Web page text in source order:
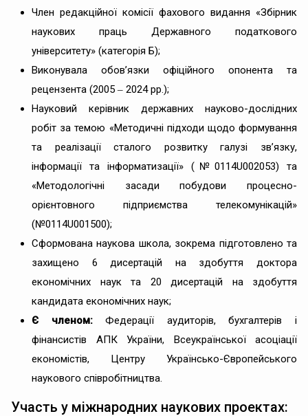
Член редакційної комісії фахового видання «Збірник
наукових праць Державного податкового
університету» (категорія Б);
Виконувала обовʼязки офіційного опонента та
рецензента (2005 ‒ 2024 рр.);
Науковий керівник державних науково-дослідних
робіт за темою «Методичні підходи щодо формування
та реалізації сталого розвитку галузі зв’язку,
інформації та інформатизації» (№0114U002053) та
«Методологічні засади побудови процесно-
орієнтовного підприємства телекомунікацій»
(№0114U001500);
Сформована наукова школа, зокрема підготовлено та
захищено 6 дисертацій на здобуття доктора
економічних наук та 20 дисертацій на здобуття
кандидата економічних наук;
Є членом:Федерації аудиторів, бухгалтерів і
фінансистів АПК України, Всеукраїнської асоціації
економістів, Центру Українсько-Європейського
наукового співробітництва.
Участь у міжнародних наукових проектах: